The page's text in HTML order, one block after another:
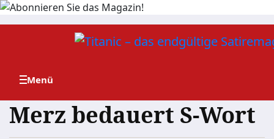
Zum
Merz bedauert S-Wort